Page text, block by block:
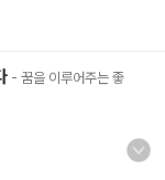
- 꿈을 이루어주는 좋